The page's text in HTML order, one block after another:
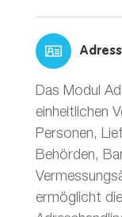
Das Modul
einheitlichen
Personen,
Behörden,
ermöglicht